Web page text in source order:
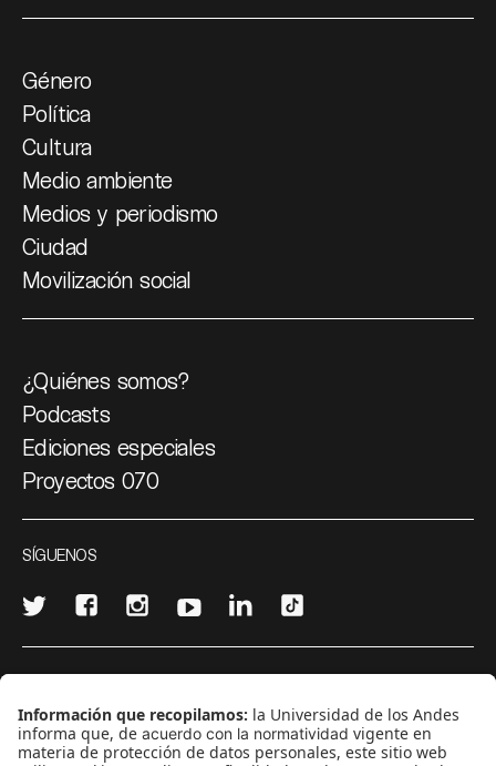
Género
Política
Cultura
Medio ambiente
Medios y periodismo
Ciudad
Movilización social
¿Quiénes somos?
Podcasts
Ediciones especiales
Proyectos 070
SÍGUENOS
CONTÁCTANOS